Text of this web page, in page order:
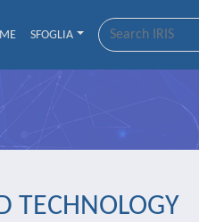
SFOGLIA
TECHNOLOGY